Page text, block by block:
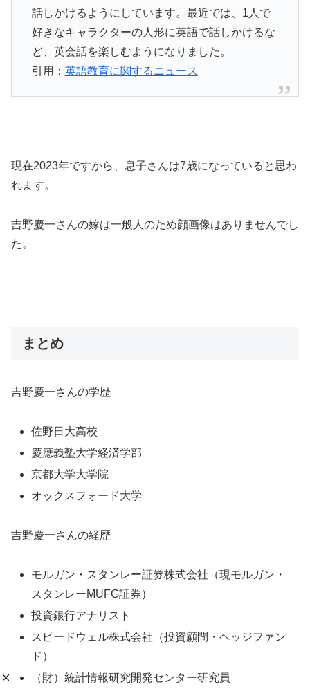
話しかけるようにしています。最近では、1人で
好きなキャラクターの人形に英語で話しかけるな
ど、英会話を楽しむようになりました。
引用： 英語教育に関するニュース
現在2023年ですから、息子さんは7歳になっていると思わ
れます。
吉野慶一さんの嫁は一般人のため顔画像はありませんでし
た。
まとめ
吉野慶一さんの学歴
佐野日大高校
慶應義塾大学経済学部
京都大学大学院
オックスフォード大学
吉野慶一さんの経歴
モルガン・スタンレー証券株式会社（現モルガン・
スタンレーMUFG証券）
投資銀行アナリスト
スピードウェル株式会社（投資顧問・ヘッジファン
ド）
（財）統計情報研究開発センター研究員